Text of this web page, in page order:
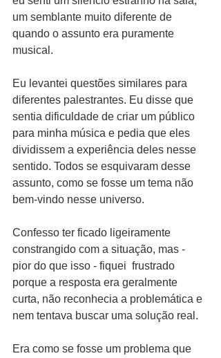
um semblante muito diferente de
quando o assunto era puramente
musical.
Eu levantei questões similares para
diferentes palestrantes. Eu disse que
sentia dificuldade de criar um público
para minha música e pedia que eles
dividissem a experiência deles nesse
sentido. Todos se esquivaram desse
assunto, como se fosse um tema não
bem-vindo nesse universo.
Confesso ter ficado ligeiramente
constrangido com a situação, mas -
pior do que isso - fiquei  frustrado
porque a resposta era geralmente
curta, não reconhecia a problemática e
nem tentava buscar uma solução real.
Era como se fosse um problema que